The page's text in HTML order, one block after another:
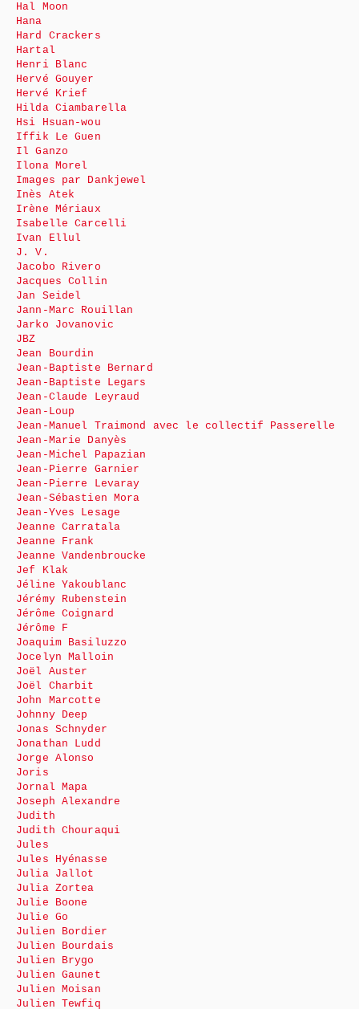
Hal Moon
Hana
Hard Crackers
Hartal
Henri Blanc
Hervé Gouyer
Hervé Krief
Hilda Ciambarella
Hsi Hsuan-wou
Iffik Le Guen
Il Ganzo
Ilona Morel
Images par Dankjewel
Inès Atek
Irène Mériaux
Isabelle Carcelli
Ivan Ellul
J. V.
Jacobo Rivero
Jacques Collin
Jan Seidel
Jann-Marc Rouillan
Jarko Jovanovic
JBZ
Jean Bourdin
Jean-Baptiste Bernard
Jean-Baptiste Legars
Jean-Claude Leyraud
Jean-Loup
Jean-Manuel Traimond avec le collectif Passerelle
Jean-Marie Danyès
Jean-Michel Papazian
Jean-Pierre Garnier
Jean-Pierre Levaray
Jean-Sébastien Mora
Jean-Yves Lesage
Jeanne Carratala
Jeanne Frank
Jeanne Vandenbroucke
Jef Klak
Jéline Yakoublanc
Jérémy Rubenstein
Jérôme Coignard
Jérôme F
Joaquim Basiluzzo
Jocelyn Malloin
Joël Auster
Joël Charbit
John Marcotte
Johnny Deep
Jonas Schnyder
Jonathan Ludd
Jorge Alonso
Joris
Jornal Mapa
Joseph Alexandre
Judith
Judith Chouraqui
Jules
Jules Hyénasse
Julia Jallot
Julia Zortea
Julie Boone
Julie Go
Julien Bordier
Julien Bourdais
Julien Brygo
Julien Gaunet
Julien Moisan
Julien Tewfiq